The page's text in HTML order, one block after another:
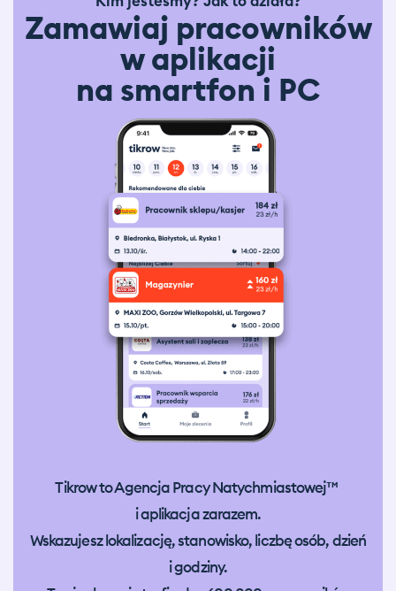
Zamawiaj pracowników
w aplikacji
na smartfon i PC
Tikrow to Agencja Pracy Natychmiastowej™
i aplikacja zarazem.
Wskazujesz lokalizację, stanowisko, liczbę osób, dzień
i godziny.